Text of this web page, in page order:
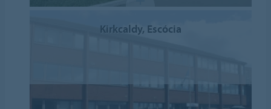
Kirkcaldy, Escócia